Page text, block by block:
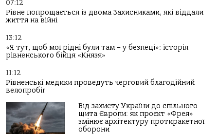
07:12
Рівне попрощається із двома Захисниками, які віддали
життя на війні
13:12
«Я тут, щоб мої рідні були там – у безпеці»: історія
рівненського бійця «Князя»
11:12
Рівненські медики проведуть черговий благодійний
велопробіг
Від захисту України до спільного
щита Європи: як проєкт «Фрея»
змінює архітектуру протиракетної
оборони